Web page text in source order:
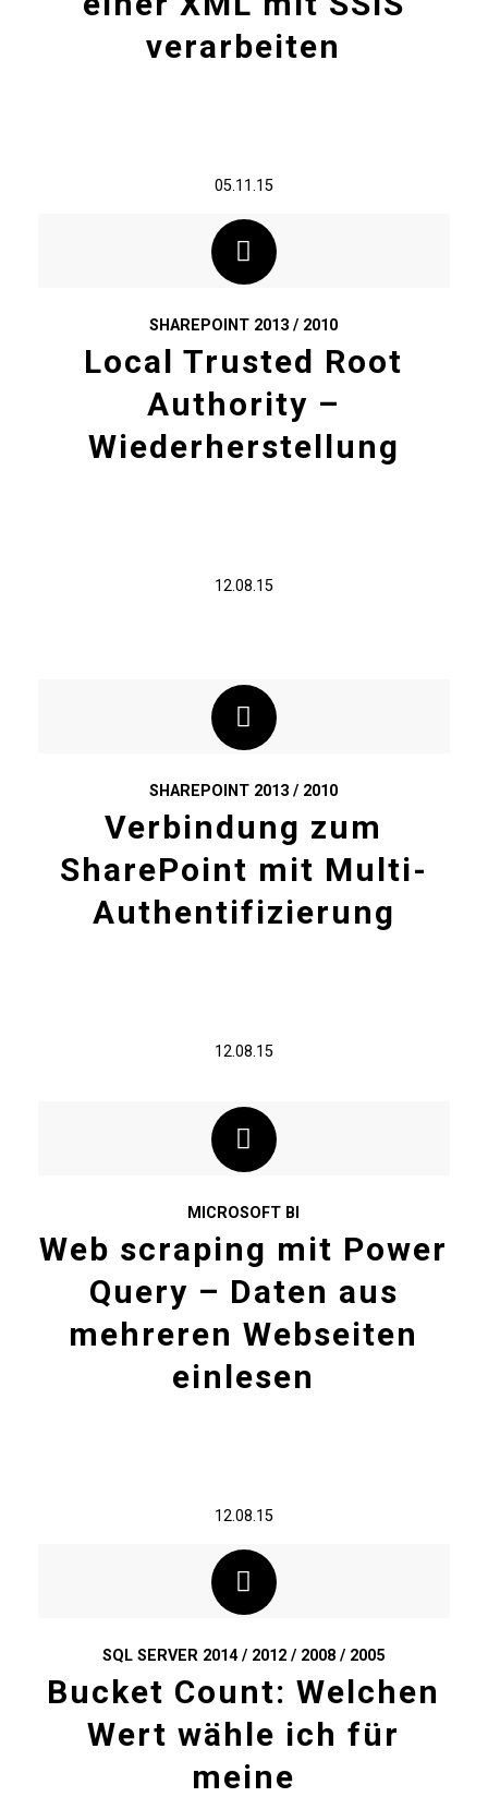
verarbeiten
05.11.15
SHAREPOINT 2013 / 2010
Local Trusted Root
Authority –
Wiederherstellung
12.08.15
SHAREPOINT 2013 / 2010
Verbindung zum
SharePoint mit Multi-
Authentifizierung
12.08.15
MICROSOFT BI
Web scraping mit Power
Query – Daten aus
mehreren Webseiten
einlesen
12.08.15
SQL SERVER 2014 / 2012 / 2008 / 2005
Bucket Count: Welchen
Wert wähle ich für
meine